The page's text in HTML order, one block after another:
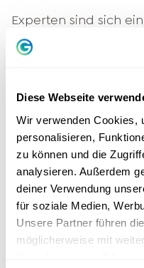
Diese Webseite
Wir verwenden Cookies,
personalisieren,
zu können und die
analysieren. Außerdem
deiner Verwendung
für soziale Medien,
Unsere Partner führen
möglicherweise mit
Experten sind sich
überwinden, bedarf
das Alltagsleben
hat sich die
erwiesen. Dies geht
Untersuchungdes
Bildung und
Bei spezifischen
Tieren oder